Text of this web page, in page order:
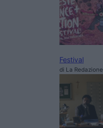
Festival
di La Redazione